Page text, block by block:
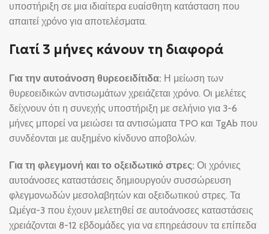
υποστήριξη σε μια ιδιαίτερα ευαίσθητη κατάσταση που
απαιτεί χρόνο για αποτελέσματα.
Γιατί 3 μήνες κάνουν τη διαφορά
Για την αυτοάνοση θυρεοειδίτιδα: Η μείωση των
θυρεοειδικών αντισωμάτων χρειάζεται χρόνο. Οι μελέτες
δείχνουν ότι η συνεχής υποστήριξη με σελήνιο για 3-6
μήνες μπορεί να μειώσει τα αντισώματα TPO και TgAb που
συνδέονται με αυξημένο κίνδυνο αποβολών.
Για τη φλεγμονή και το οξειδωτικό στρες: Οι χρόνιες
αυτοάνοσες καταστάσεις δημιουργούν συσσώρευση
φλεγμονωδών μεσολαβητών και οξειδωτικού στρες. Τα
Ωμέγα-3 που έχουν μελετηθεί σε αυτοάνοσες καταστάσεις
χρειάζονται 8-12 εβδομάδες για να επηρεάσουν τα επίπεδα